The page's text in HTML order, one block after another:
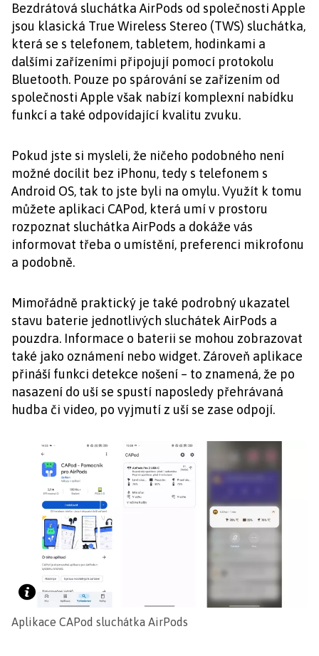
Bezdrátová sluchátka AirPods od společnosti Apple
jsou klasická True Wireless Stereo (TWS) sluchátka,
která se s telefonem, tabletem, hodinkami a
dalšími zařízeními připojují pomocí protokolu
Bluetooth. Pouze po spárování se zařízením od
společnosti Apple však nabízí komplexní nabídku
funkcí a také odpovídající kvalitu zvuku.
Pokud jste si mysleli, že ničeho podobného není
možné docílit bez iPhonu, tedy s telefonem s
Android OS, tak to jste byli na omylu. Využít k tomu
můžete aplikaci CAPod, která umí v prostoru
rozpoznat sluchátka AirPods a dokáže vás
informovat třeba o umístění, preferenci mikrofonu
a podobně.
Mimořádně praktický je také podrobný ukazatel
stavu baterie jednotlivých sluchátek AirPods a
pouzdra. Informace o baterii se mohou zobrazovat
také jako oznámení nebo widget. Zároveň aplikace
přináší funkci detekce nošení – to znamená, že po
nasazení do uší se spustí naposledy přehrávaná
hudba či video, po vyjmutí z uší se zase odpojí.
Aplikace CAPod sluchátka AirPods